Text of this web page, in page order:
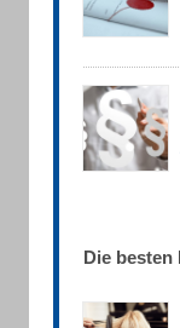
Die besten